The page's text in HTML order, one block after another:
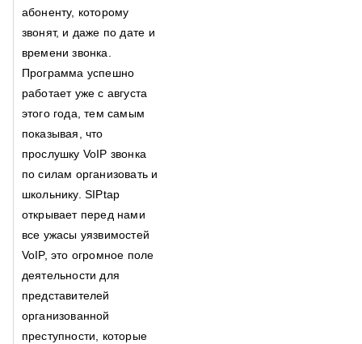
абоненту, которому
звонят, и даже по дате и
времени звонка.
Программа успешно
работает уже с августа
этого года, тем самым
показывая, что
прослушку VoIP звонка
по силам организовать и
школьнику. SIPtap
открывает перед нами
все ужасы уязвимостей
VoIP, это огромное поле
деятельности для
представителей
организованной
преступности, которые